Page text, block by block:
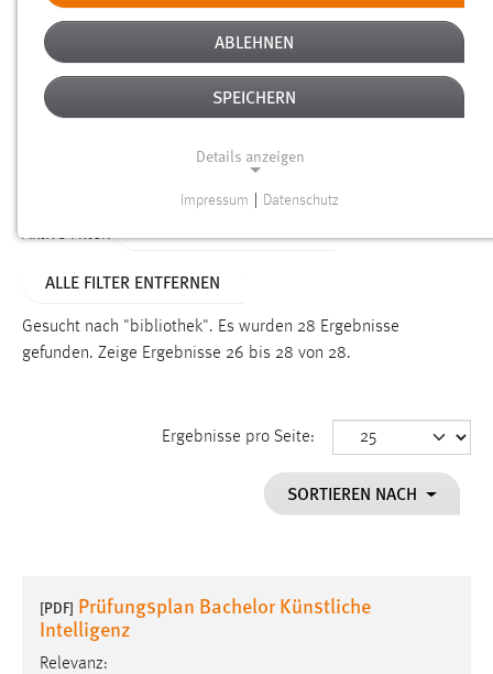
Erstellungsdatum
Alter
Aktive Filter:
ALLE FILTER ENTFERNEN
Gesucht nach "bibliothek". Es wurden 28 Ergebnisse
gefunden. Zeige Ergebnisse 26 bis 28 von 28.
Ergebnisse pro Seite:
SORTIEREN NACH
[PDF] Prüfungsplan Bachelor Künstliche
Intelligenz
Relevanz:
ABLEHNEN
SPEICHERN
Details anzeigen
Funktionen und sind für die einwandfreie Funktion der
Einverständnis
cookie_consent
Dieser Cookie speichert die ausgewählten Einverständnis-
Performance
Impressum Datenschutz